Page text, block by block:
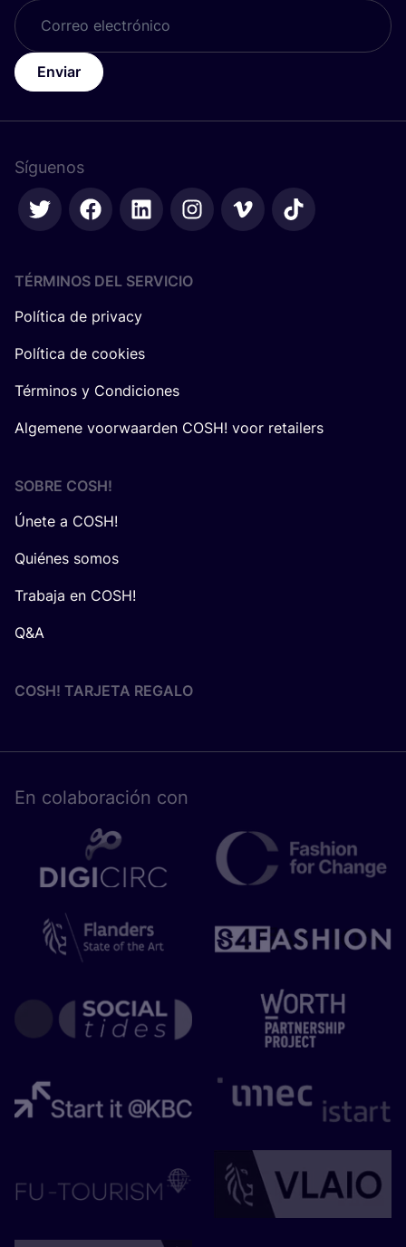
Enviar
Síguenos
TÉRMINOS DEL SERVICIO
Política de privacy
Política de cookies
Términos y Condiciones
Algemene voorwaarden COSH! voor retailers
SOBRE COSH!
Únete a COSH!
Quiénes somos
Trabaja en COSH!
Q&A
COSH! TARJETA REGALO
En cola­bo­ra­ción con